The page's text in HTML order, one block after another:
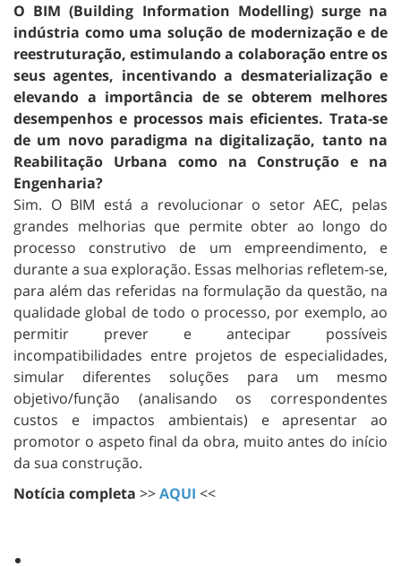
O BIM (Building Information Modelling) surge na
indústria como uma solução de modernização e de
reestruturação, estimulando a colaboração entre os
seus agentes, incentivando a desmaterialização e
elevando a importância de se obterem melhores
desempenhos e processos mais eficientes. Trata-se
de um novo paradigma na digitalização, tanto na
Reabilitação Urbana como na Construção e na
Engenharia?
Sim. O BIM está a revolucionar o setor AEC, pelas
grandes melhorias que permite obter ao longo do
processo construtivo de um empreendimento, e
durante a sua exploração. Essas melhorias refletem-se,
para além das referidas na formulação da questão, na
qualidade global de todo o processo, por exemplo, ao
permitir prever e antecipar possíveis
incompatibilidades entre projetos de especialidades,
simular diferentes soluções para um mesmo
objetivo/função (analisando os correspondentes
custos e impactos ambientais) e apresentar ao
promotor o aspeto final da obra, muito antes do início
da sua construção.
Notícia completa >>AQUI <<